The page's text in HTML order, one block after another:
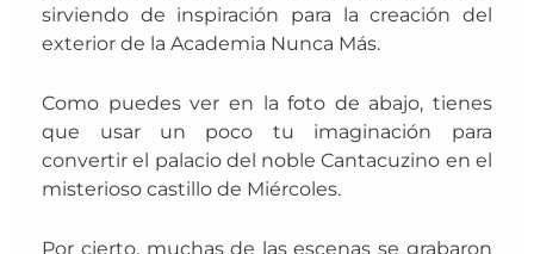
sirviendo de inspiración para la creación del
exterior de la Academia Nunca Más.
Como puedes ver en la foto de abajo, tienes
que usar un poco tu imaginación para
convertir el palacio del noble Cantacuzino en el
misterioso castillo de Miércoles.
Por cierto, muchas de las escenas se grabaron